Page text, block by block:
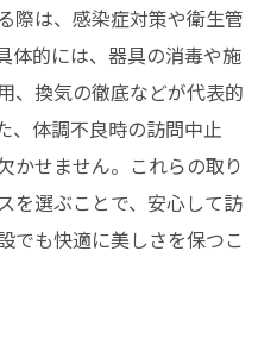
際は、感染症対策や衛生管
体的には、器具の消毒や施
、換気の徹底などが代表的
、体調不良時の訪問中止
かせません。これらの取り
を選ぶことで、安心して訪
でも快適に美しさを保つこ